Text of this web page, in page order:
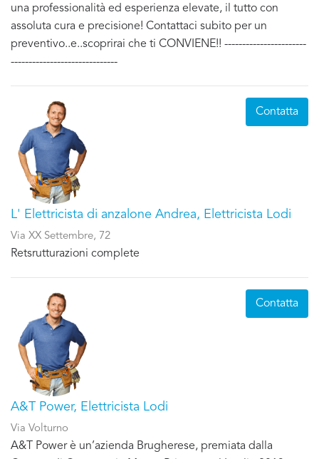
una professionalità ed esperienza elevate, il tutto con
assoluta cura e precisione! Contattaci subito per un
preventivo..e..scoprirai che ti CONVIENE!! -----------------------
------------------------------
L' Elettricista di anzalone Andrea, Elettricista Lodi
Via XX Settembre, 72
Retsrutturazioni complete
Contatta
A&T Power, Elettricista Lodi
Via Volturno
A&T Power è un’azienda Brugherese, premiata dalla
Contatta